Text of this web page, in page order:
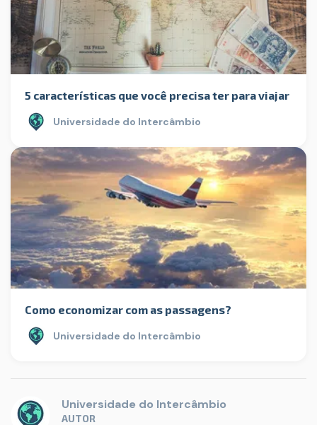
5 características que você precisa ter para viajar
Universidade do Intercâmbio
Como economizar com as passagens?
Universidade do Intercâmbio
Universidade do Intercâmbio
AUTOR